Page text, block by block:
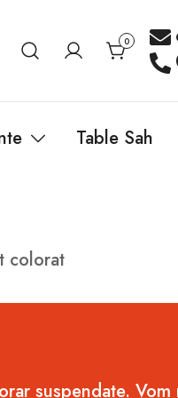
0
Table Sah
colorat
suspendate.